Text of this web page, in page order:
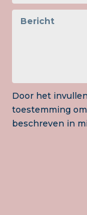
Door het
toestemming
beschreven in